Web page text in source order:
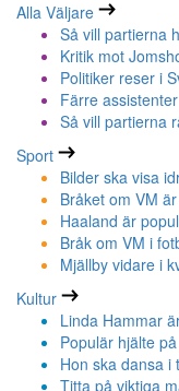
Alla Väljare
Så vill partierna
Kritik mot
Politiker reser i
Färre assistenter
Så vill partierna
Sport
Bilder ska visa
Bråket om VM
Haaland är
Bråk om VM i
Mjällby vidare i
Kultur
Linda Hammar
Populär hjälte
Hon ska dansa i
Titta på viktiga